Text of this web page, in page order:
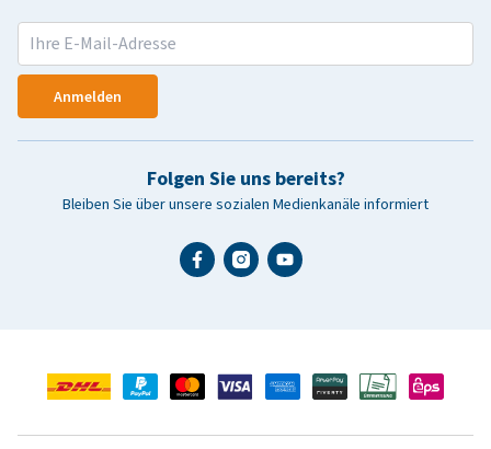
Anmelden
Folgen Sie uns bereits?
Bleiben Sie über unsere sozialen Medienkanäle informiert